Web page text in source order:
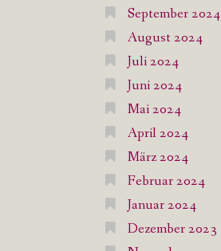
September 2024
August 2024
Juli 2024
Juni 2024
Mai 2024
April 2024
März 2024
Februar 2024
Januar 2024
Dezember 2023